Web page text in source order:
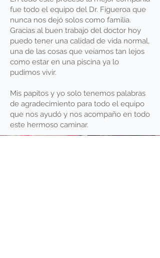
fue todo el equipo del Dr. Figueroa que
nunca nos dejó solos como familia.
Gracias al buen trabajo del doctor hoy
puedo tener una calidad de vida normal,
una de las cosas que veíamos tan lejos
como estar en una piscina ya lo
pudimos vivir.
Mis papitos y yo solo tenemos palabras
de agradecimiento para todo el equipo
que nos ayudó y nos acompaño en todo
este hermoso caminar.